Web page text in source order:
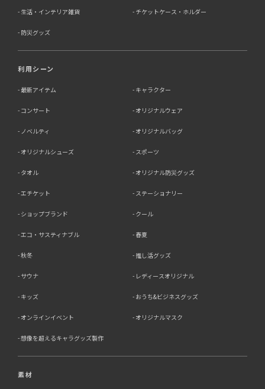
生活・インテリア雑貨 チケットケース・ホルダー
防災グッズ
利用シーン
最新アイテム キャラクター
コンサート オリジナルウェア
ノベルティ オリジナルバッグ
オリジナルシューズ スポーツ
タオル オリジナル防災グッズ
エチケット ステーショナリー
ショップブランド クール
エコ・サスティナブル 春夏
秋冬 推し活グッズ
サウナ レディースオリジナル
キッズ おうち&ビジネスグッズ
オンラインイベント オリジナルマスク
想像を超えるキャラグッズ製作
素材